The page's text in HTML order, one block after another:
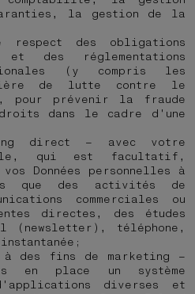
la gestion de la
des obligations
des réglementations
(y compris les
de lutte contre le
pour prévenir la fraude
dans le cadre d'une
direct – avec votre
qui est facultatif,
Données personnelles à
que des activités de
commerciales ou
directes, des études
(newsletter), téléphone,
instantanée;
des fins de marketing –
en place un système
diverses et